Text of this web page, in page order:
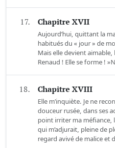
17. Chapitre XVII
Aujourd’hui, quittant la
habitués du « jour » de
Mais elle devient
Renaud ! Elle se forme !
18. Chapitre XVIII
Elle m’inquiète. Je ne
douceur rusée, dans ses
point irriter ma méfiance,
qui m’adjurait, pleine de
regard avivé de malice et